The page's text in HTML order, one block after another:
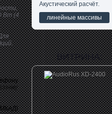
Вт (4
МКАД)
Акустический расчёт.
линейные массивы
ВИТРИНА: